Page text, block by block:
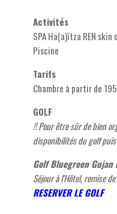
Activités
SPA Ha(a)ïtza REN skin
Piscine
Tarifs
Chambre à partir de
GOLF
!! Pour être sûr de bien
disponibilités du golf
Golf Bluegreen Gujan
Séjour à l'Hôtel, remise
RESERVER LE GOLF